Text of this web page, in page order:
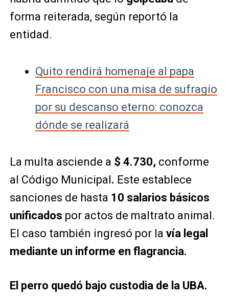
forma reiterada, según reportó la
entidad.
Quito rendirá homenaje al papa
Francisco con una misa de sufragio
por su descanso eterno: conozca
dónde se realizará
La multa asciende a $ 4.730,conforme
al Código Municipal . Este establece
sanciones de hasta 10 salarios básicos
unificados por actos de maltrato animal.
El caso también ingresó por la vía legal
mediante un informe en flagrancia.
El perro quedó bajo custodia de la UBA.